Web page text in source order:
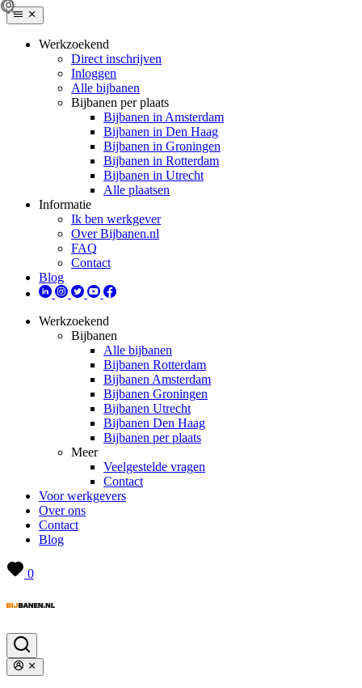
Werkzoekend
Direct inschrijven
Inloggen
Alle bijbanen
Bijbanen per plaats
Bijbanen in Amsterdam
Bijbanen in Den Haag
Bijbanen in Groningen
Bijbanen in Rotterdam
Bijbanen in Utrecht
Alle plaatsen
Informatie
Ik ben werkgever
Over Bijbanen.nl
FAQ
Contact
Blog
Werkzoekend
Bijbanen
Alle bijbanen
Bijbanen Rotterdam
Bijbanen Amsterdam
Bijbanen Groningen
Bijbanen Utrecht
Bijbanen Den Haag
Bijbanen per plaats
Meer
Veelgestelde vragen
Contact
Voor werkgevers
Over ons
Contact
Blog
0